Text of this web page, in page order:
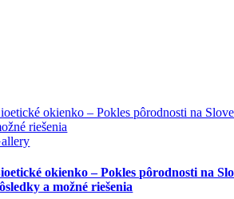
okienko – Pokles pôrodnosti na
riešenia
okienko – Pokles pôrodnosti na
a možné riešenia